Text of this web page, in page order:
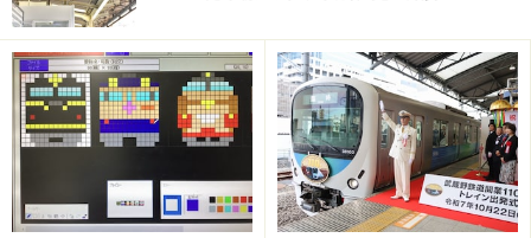
ス、ツインデラックス、カシオペアツイン
■1人用B寝台個室
シングルツイン、シングル、ソロ
■2人用B寝台個室
ツイン、サンライズツイン、デュエット